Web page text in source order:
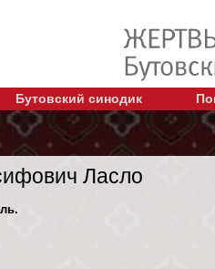
Бутовский синодик
Ласло